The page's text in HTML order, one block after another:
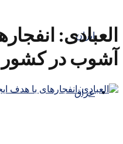
ایران
عراق
العبادی:
آشوب در